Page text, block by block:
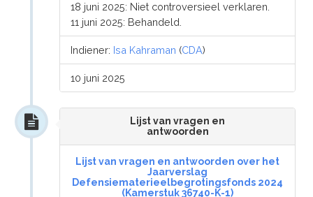
18 juni 2025: Niet controversieel verklaren.
11 juni 2025: Behandeld.
Indiener: Isa Kahraman (CDA)
10 juni 2025
Lijst van vragen en
antwoorden
Lijst van vragen en antwoorden over het
Jaarverslag
Defensiematerieelbegrotingsfonds 2024
(Kamerstuk 36740-K-1)